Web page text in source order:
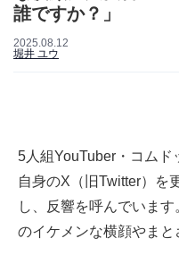
誰ですか？」
2025.08.12
堀井 ユウ
5人組YouTuber・コムド
自身のX（旧Twitter）を
し、反響を呼んでいま
のイケメンな横顔やまと